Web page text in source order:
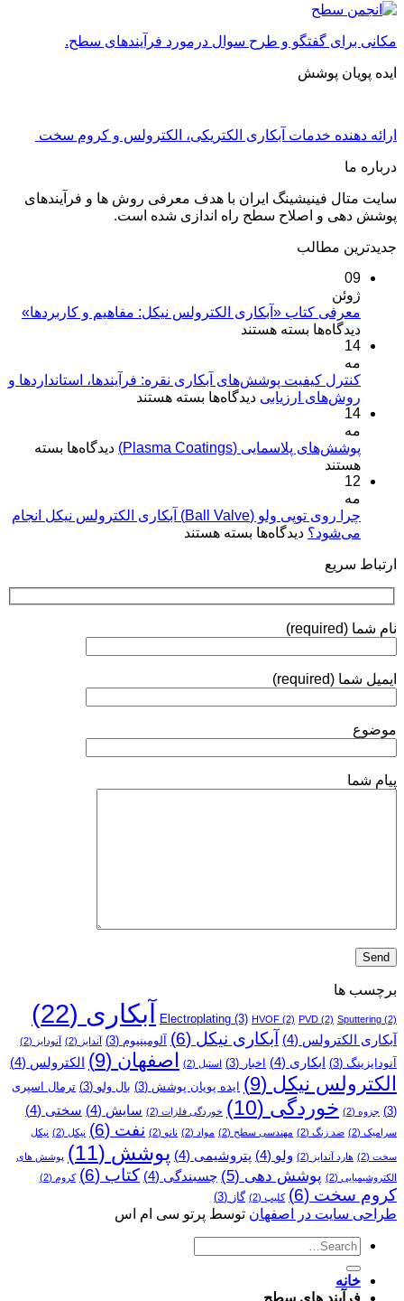
مکانی برای گفتگو و طرح سوال درمورد فرآیندهای سطح.
ایده پویان پوشش
ارائه دهنده خدمات آبکاری الکتریکی، الکترولس و کروم سخت
درباره ما
سایت متال فینیشینگ ایران با هدف معرفی روش ها و فرآیندهای
پوشش دهی و اصلاح سطح راه اندازی شده است.
جدیدترین مطالب
09
ژوئن
معرفی کتاب «آبکاری الکترولس نیکل: مفاهیم و کاربردها»
دیدگاه‌ها برای
«آبکاری
الکترولس
و
بسته هستند
14
مه
کنترل کیفیت پوشش‌های آبکاری نقره: فرآیندها، استانداردها و
روش‌های ارزیابی دیدگاه‌ها برای
پوشش‌های
استانداردها
و
بسته هستند
14
مه
پوشش‌های پلاسمایی (Plasma Coatings)
دیدگاه‌ها برای
Coatings)
بسته
هستند
12
مه
چرا روی توپی‌ ولو (Ball Valve) آبکاری الکترولس نیکل انجام
می‌شود؟ دیدگاه‌ها برای
ولو
نیکل
بسته هستند
ارتباط سریع
نام شما (required)
ایمیل شما (required)
موضوع
پیام شما
برچسب ها
Electroplating (3) HVOF (2) PVD (2) Sputtering (2) آبکاری (22)
آبکاری الکترولس (4) آبکاری نیکل (6) آلومینیوم (3) آندایز (2) آنودایز (2)
آنودایزینگ (3) ابکاری (4) اخبار (3) استیل (2) اصفهان (9) الکترولس (4)
الکترولس نیکل (9) ایده پویان پوشش (3) بال ولو (3)
ترمال اسپری
(3)
جزوه (2) خوردگی (10) خوردگی فلزات (2) سایش (4) سختی (4)
سرامیک (2) ضد زنگ (2) مهندسی سطح (2) مواد (2) نانو (2) نفت (6) نیکل (2) نیکل
سخت (2) هارد آندایز (2) ولو (4) پتروشیمی (4) پوشش (11)
پوشش­ های
الکتروشیمیایی (2) پوشش دهی (5) چسبندگی (4) کتاب (6) کروم (2)
کروم سخت (6) کلیپ (2) گاز (3)
طراحی سایت در اصفهان توسط پرتو سی ام اس
خانه
فرآیند های سطح